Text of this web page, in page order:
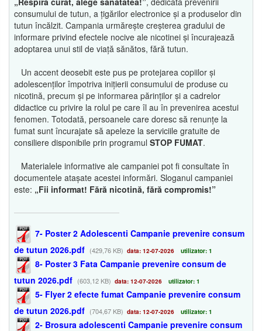
consumului de tutun, a țigărilor electronice și a produselor din
tutun încălzit. Campania urmărește creșterea gradului de
informare privind efectele nocive ale nicotinei și încurajează
adoptarea unui stil de viață sănătos, fără tutun.
Un accent deosebit este pus pe protejarea copiilor și
adolescenților împotriva inițierii consumului de produse cu
nicotină, precum și pe informarea părinților și a cadrelor
didactice cu privire la rolul pe care îl au în prevenirea acestui
fenomen. Totodată, persoanele care doresc să renunțe la
fumat sunt încurajate să apeleze la serviciile gratuite de
consiliere disponibile prin programul STOP FUMAT.
Materialele informative ale campaniei pot fi consultate în
documentele atașate acestei informări. Sloganul campaniei
este: „Fii informat! Fără nicotină, fără compromis!”
7- Poster 2 Adolescenti Campanie prevenire consum
de tutun 2026.pdf (429,76 KB) data: 12-07-2026 utilizator: 1
8- Poster 3 Fata Campanie prevenire consum de
tutun 2026.pdf (603,12 KB) data: 12-07-2026 utilizator: 1
5- Flyer 2 efecte fumat Campanie prevenire consum
de tutun 2026.pdf (704,67 KB) data: 12-07-2026 utilizator: 1
2- Brosura adolescenti Campanie prevenire consum